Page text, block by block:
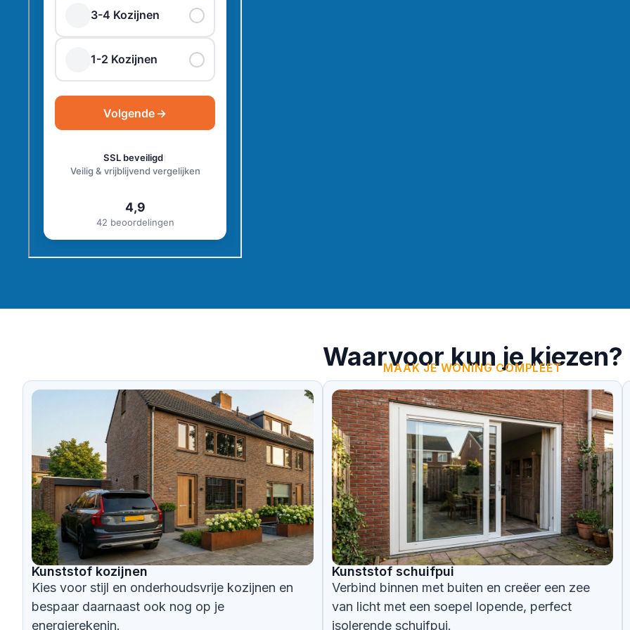
Waarvoor kun je kiezen?
MAAK JE WONING COMPLEET
Kunststof kozijnen
Kies voor stijl en onderhoudsvrije kozijnen en
bespaar daarnaast ook nog op je
energierekenin.
Kunststof schuifpui
Verbind binnen met buiten en creëer een zee
van licht met een soepel lopende, perfect
isolerende schuifpui.